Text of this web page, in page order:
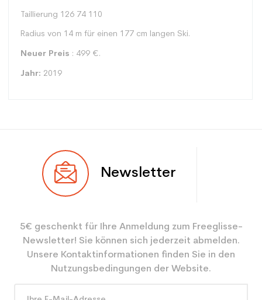
Taillierung 126 74 110
Radius von 14 m für einen 177 cm langen Ski.
Neuer Preis : 499 €.
Jahr: 2019
Benutzer Gemischt
Farbe Grün
CO2-Einsparungen für
den Planeten (in kg)
3.9
Newsletter
5€ geschenkt für Ihre Anmeldung zum Freeglisse-
Newsletter! Sie können sich jederzeit abmelden.
Unsere Kontaktinformationen finden Sie in den
Nutzungsbedingungen der Website.